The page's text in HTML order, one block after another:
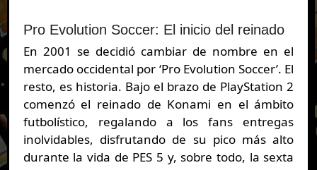
Pro Evolution Soccer: El inicio del reinado
En 2001 se decidió cambiar de nombre en el
mercado occidental por ‘Pro Evolution Soccer’. El
resto, es historia. Bajo el brazo de PlayStation 2
comenzó el reinado de Konami en el ámbito
futbolístico, regalando a los fans entregas
inolvidables, disfrutando de su pico más alto
durante la vida de PES 5 y, sobre todo, la sexta